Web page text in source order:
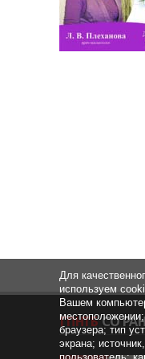
Для
используем
Вашем
браузера; тип
экрана;